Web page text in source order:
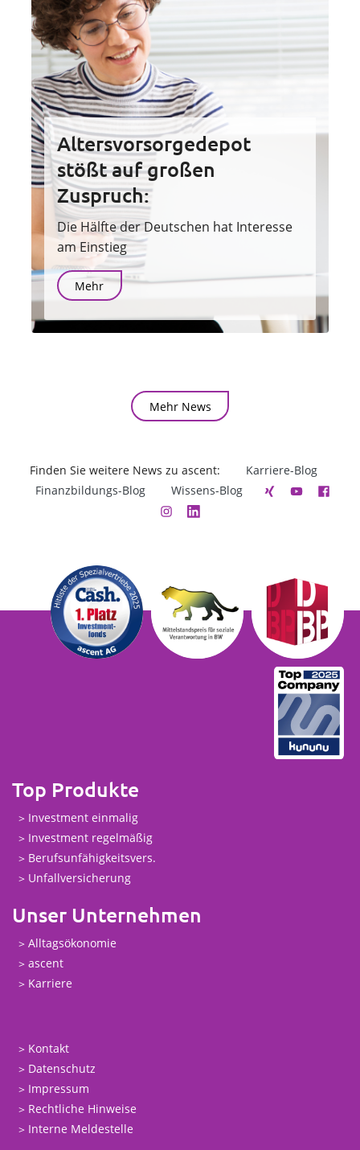
Altersvorsorgedepot
stößt auf großen
Zuspruch:
Die Hälfte der Deutschen hat Interesse
am Einstieg
Mehr
Mehr News
Finden Sie weitere News zu ascent:
Karriere-Blog
Finanzbildungs-Blog
Wissens-Blog
Top Produkte
Investment einmalig
Investment regelmäßig
Berufsunfähigkeitsvers.
Unfallversicherung
Unser Unternehmen
Alltagsökonomie
ascent
Karriere
Kontakt
Datenschutz
Impressum
Rechtliche Hinweise
Interne Meldestelle